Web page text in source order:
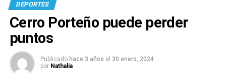
DEPORTES
Cerro Porteño puede perder
puntos
Publicado hace 3 años el 30 enero, 2024
por Nathalia